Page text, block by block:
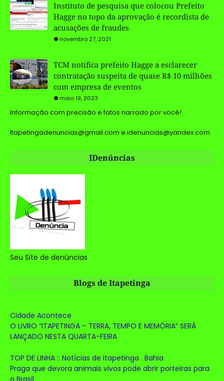
Instituto de pesquisa que colocou Prefeito
Hagge no topo da aprovação é recordista de
acusações de fraudes
novembro 27, 2021
TCM notifica prefeito Hagge a esclarecer
contratação suspeita de quase R$ 10 milhões
com empresa de eventos
maio 19, 2023
Informação com precisão e fatos narrado por você!
Itapetingadenuncias@gmail.com e idenuncias@yandex.com
IDenúncias
Seu Site de denúncias
Blogs de Itapetinga
Cidade Acontece
O LIVRO “ITAPETINGA – TERRA, TEMPO E MEMÓRIA” SERÁ
LANÇADO NESTA QUARTA-FEIRA
TOP DE LINHA :: Notícias de Itapetinga . Bahia
Praga que devora animais vivos pode abrir porteiras para
o Brasil